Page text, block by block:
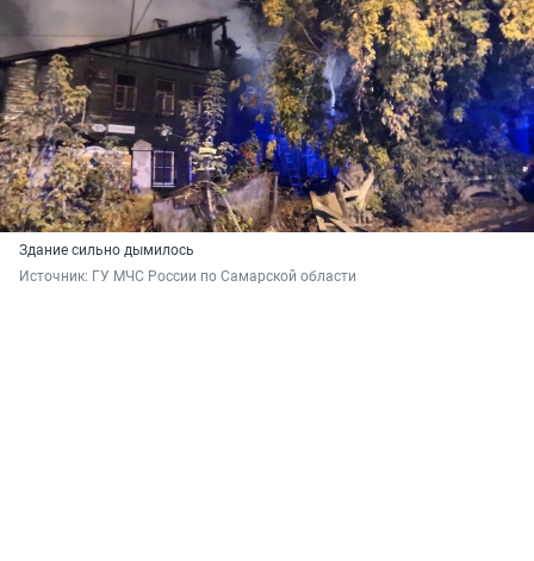
Здание сильно дымилось
Источник: ГУ МЧС России по Самарской области